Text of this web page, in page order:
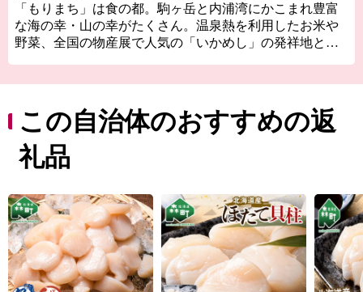
「もりまち」は食の都。駒ヶ岳と内浦湾にかこまれ豊富
な海の幸・山の幸がたくさん。温泉熱を利用したお米や
野菜、全国の物産展で人気の「いかめし」の発祥地とし
末、箱館戦争時に榎本武揚や土方歳三が上陸した地、北
海道開拓の要であった「札幌本道」の海上路桟橋跡地な
どの、貴重な史跡が多く点在し、また桜の名所として
1,000本以上の桜が咲き誇る、食・桜・歴史を間近に感じ
この自治体のおすすめの返
礼品